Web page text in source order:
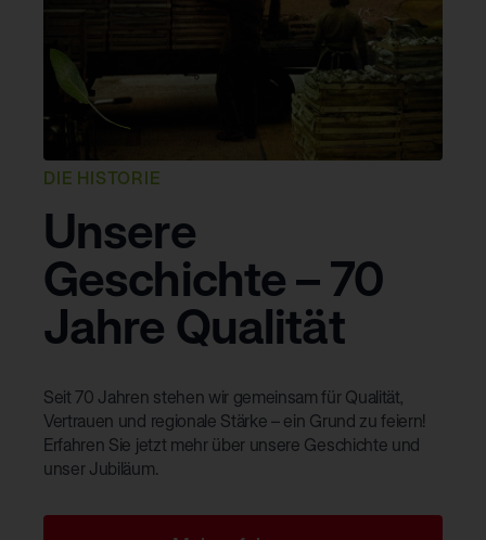
DIE HISTORIE
Unsere
Geschichte – 70
Jahre Qualität
Seit 70 Jahren stehen wir gemeinsam für Qualität,
Vertrauen und regionale Stärke – ein Grund zu feiern!
Erfahren Sie jetzt mehr über unsere Geschichte und
unser Jubiläum.